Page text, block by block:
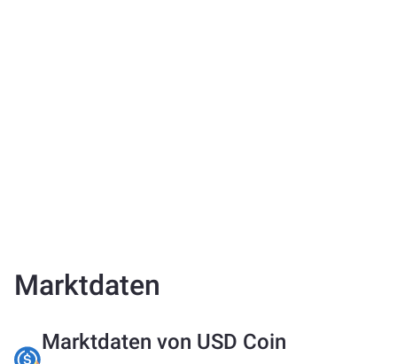
Marktdaten
Marktdaten von USD Coin